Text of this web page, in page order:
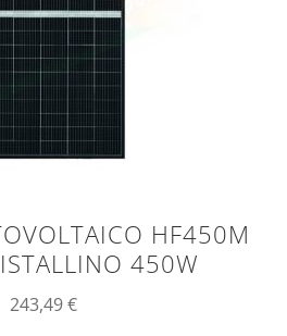
HF450M
450W
243,49€